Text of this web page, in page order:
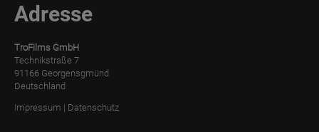
Adresse
TroFilms GmbH
Technikstraße 7
91166 Georgensgmünd
Deutschland
Impressum | Datenschutz